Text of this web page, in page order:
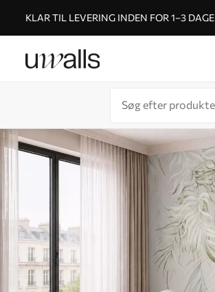
KLAR TIL LEVERING INDEN FOR 1–3 DAGE